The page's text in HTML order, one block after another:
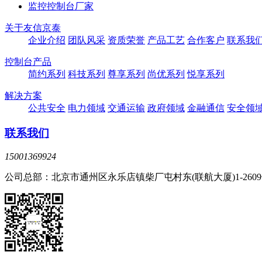
监控控制台厂家
关于友信京泰
企业介绍 团队风采 资质荣誉 产品工艺 合作客户 联系我
控制台产品
简约系列 科技系列 尊享系列 尚优系列 悦享系列
解决方案
公共安全 电力领域 交通运输 政府领域 金融通信 安全领
联系我们
15001369924
公司总部：北京市通州区永乐店镇柴厂屯村东(联航大厦)1-